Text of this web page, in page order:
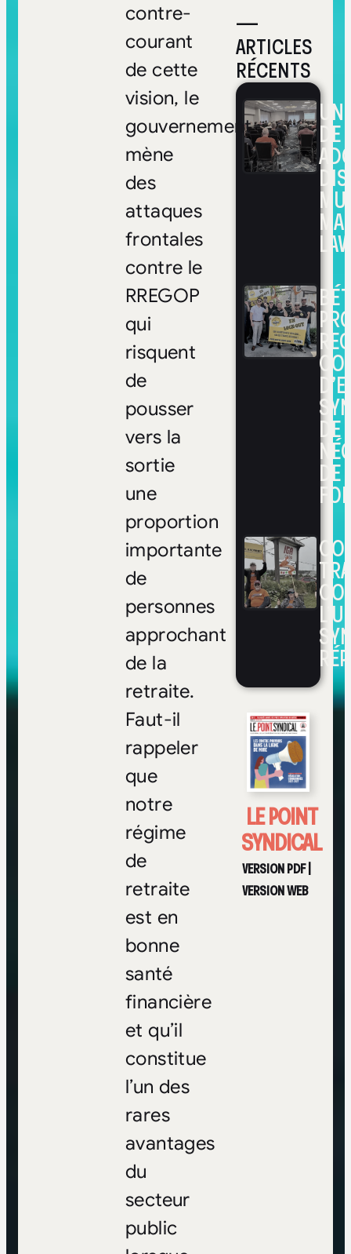
—
ARTICLES
RÉCENTS
DE
DE
DE
FOI
LE POINT
SYNDICAL
VERSION PDF|
VERSION WEB
contre-
courant
de cette
vision, le
gouvernement
mène
des
attaques
frontales
contre le
RREGOP
qui
risquent
de
pousser
vers la
sortie
une
proportion
importante
de
personnes
approchant
de la
retraite.
Faut-il
rappeler
que
notre
régime
de
retraite
est en
bonne
santé
financière
et qu’il
constitue
l’un des
rares
avantages
du
secteur
public